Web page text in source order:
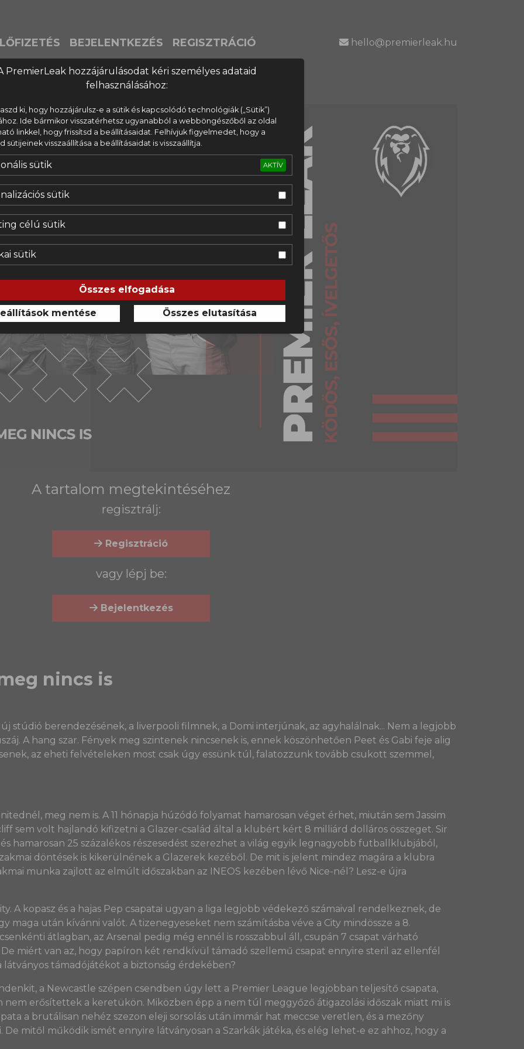
PremierLeak hozzájárulásodat kéri személyes adataid
felhasználásához:
ki, hogy hozzájárulsz-e a sütik és kapcsolódó technológiák („Sütik”)
Ide bármikor visszatérhetsz ugyanabból a webböngészőből az oldal
linkkel, hogy frissítsd a beállításaidat. Felhívjuk figyelmedet, hogy a
sütijeinek visszaállítása a beállításaidat is visszaállítja.
sütik AKTÍV
sütik
célú sütik
sütik
Összes elfogadása
mentése Összes elutasítása
BEJELENTKEZÉS REGISZTRÁCIÓ hello@premierleak.hu
A tartalom megtekintéséhez
regisztrálj:
Regisztráció
vagy lépj be:
Bejelentkezés
nincs is
stúdió berendezésének, a liverpooli filmnek, a Domi interjúnak, az agyhalálnak... Nem a legjobb
A hang szar. Fények meg szintenek nincsenek is, ennek köszönhetően Peet és Gabi feje alig
az eheti felvételeken most csak úgy essünk túl, falatozzunk tovább csukott szemmel,
meg nem is. A 11 hónapja húzódó folyamat hamarosan véget érhet, miután sem Jassim
sem volt hajlandó kifizetni a Glazer-család által a klubért kért 8 milliárd dolláros összeget. Sir
hamarosan 25 százalékos részesedést szerezhet a világ egyik legnagyobb futballklubjából,
döntések is kikerülnének a Glazerek kezéből. De mit is jelent mindez magára a klubra
munka zajlott az elmúlt időszakban az INEOS kezében lévő Nice-nél? Lesz-e újra
A kopasz és a hajas Pep csapatai ugyan a liga legjobb védekező számaival rendelkeznek, de
maga után kívánni valót. A tizenegyeseket nem számításba véve a City mindössze a 8.
átlagban, az Arsenal pedig még ennél is rosszabbul áll, csupán 7 csapat várható
miért van az, hogy papíron két rendkívül támadó szellemű csapat ennyire steril az ellenfél
támadójátékot a biztonság érdekében?
a Newcastle szépen csendben úgy lett a Premier League legjobban teljesítő csapata,
erősítettek a keretükön. Miközben épp a nem túl meggyőző átigazolási időszak miatt mi is
a brutálisan nehéz szezon eleji sorsolás után immár hat meccse veretlen, és a mezőny
mitől működik ismét ennyire látványosan a Szarkák játéka, és elég lehet-e ez ahhoz, hogy a